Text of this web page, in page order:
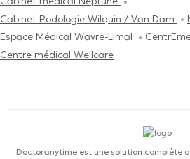
Cabinet Podologie Wilquin / Van Dam
Espace Médical Wavre-Limal
Centre médical Wellcare
Doctoranytime est une solution complète